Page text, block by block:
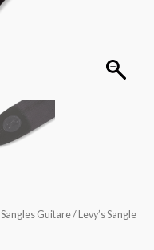
Sangles Guitare/ Levy’s Sangle